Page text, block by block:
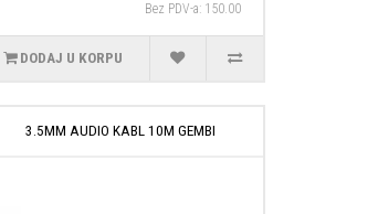
Bez PDV-a: 150.00
DODAJ U KORPU
3.5MM AUDIO KABL 10M GEMBI